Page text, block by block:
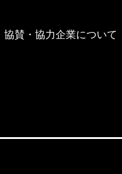
協賛・協力企業について